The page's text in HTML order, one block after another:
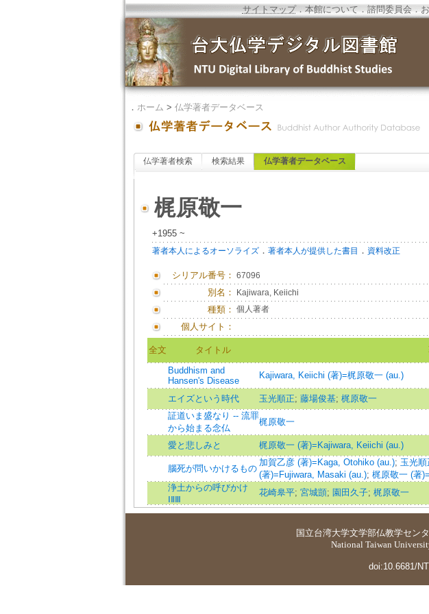
サイトマップ．本館について．諮問委員会．
． ホーム > 仏学著者データベース
仏学著者検索 検索結果 仏学著者データベース
梶原敬一
+1955 ~
著者本人によるオーソライズ． 著者本人が提供した書目 ． 資料改正
シリアル番号： 67096
別名： Kajiwara, Keiichi
種類： 個人著者
個人サイト：
全文 タイトル
Buddhism and
Hansen's Disease
Kajiwara, Keiichi (著)=梶原敬一 (au.)
エイズという時代 玉光順正; 藤場俊基; 梶原敬一
証道いま盛なり -- 流罪
から始まる念仏
梶原敬一
愛と悲しみと 梶原敬一 (著)=Kajiwara, Keiichi (au.)
腦死が問いかけるもの
加賀乙彦 (著)=Kaga, Otohiko (au.); 玉光
(著)=Fujiwara, Masaki (au.); 梶原敬一 (著
浄土からの呼びかけ
ⅠⅡⅢ
花崎皋平; 宮城顗; 園田久子; 梶原敬一
国立台湾大学文学部仏教学セン
National Taiwan
doi:10.6681/